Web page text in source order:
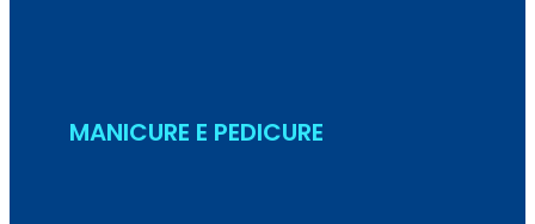
MANICURE E PEDICURE